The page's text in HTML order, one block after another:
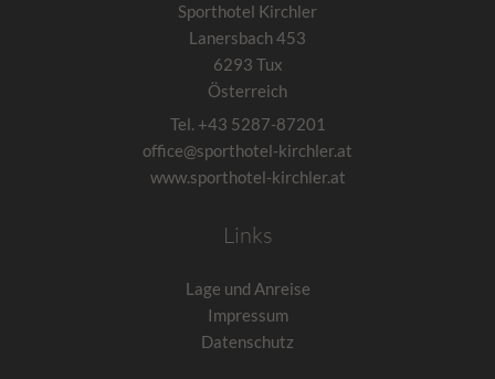
Sporthotel Kirchler
Lanersbach 453
6293 Tux
Österreich
Tel. +43 5287-87201
office@sporthotel-kirchler.at
www.sporthotel-kirchler.at
Links
Lage und Anreise
Impressum
Datenschutz